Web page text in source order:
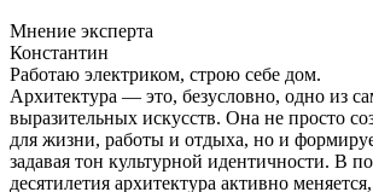
Мнение эксперта
Константин
Работаю электриком, строю себе дом.
Архитектура — это, безусловно, одно из
выразительных искусств. Она не просто
для жизни, работы и отдыха, но и
задавая тон культурной идентичности. В
десятилетия архитектура активно